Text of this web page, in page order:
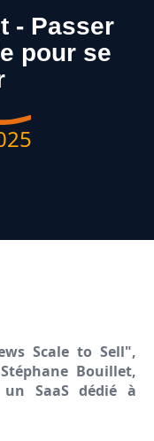
- Passer
pour se
Scale to Sell",
Bouillet,
SaaS dédié à